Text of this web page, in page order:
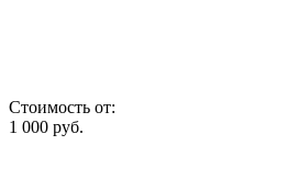
Стоимость от:
1 000 руб.